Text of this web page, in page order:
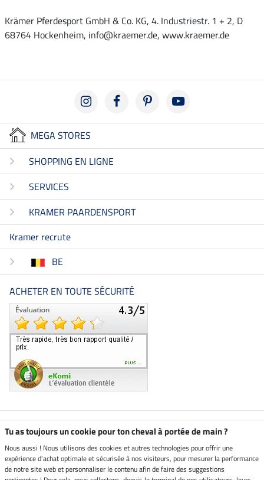
Krämer Pferdesport GmbH & Co. KG, 4. Industriestr. 1 + 2, D
68764 Hockenheim, info@kraemer.de, www.kraemer.de
MEGA STORES
SHOPPING EN LIGNE
SERVICES
KRAMER PAARDENSPORT
Kramer recrute
BE
ACHETER EN TOUTE SÉCURITÉ
Boutique climatiquement
neutre
Livraison par
Tu as toujours un cookie pour ton cheval à portée de main ?
Nous aussi ! Nous utilisons des cookies et autres technologies pour offrir une
expérience d'achat optimale et sécurisée à nos visiteurs, pour mesurer la performance
de notre site web et personnaliser le contenu afin de faire des suggestions